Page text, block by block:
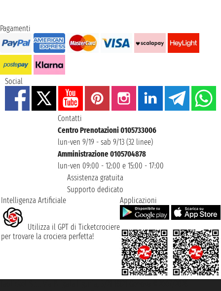
Pagamenti
Social
Contatti
Centro Prenotazioni 0105733006
lun-ven 9/19 - sab 9/13 (32 linee)
Amministrazione 0105704878
lun-ven 09:00 - 12:00 e 15:00 - 17:00
Assistenza gratuita
Supporto dedicato
Intelligenza Artificiale
Utilizza il GPT di Ticketcrociere
per trovare la crociera perfetta!
Applicazioni